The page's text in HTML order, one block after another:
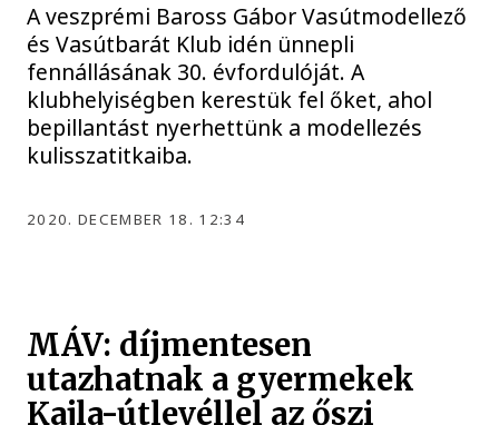
A veszprémi Baross Gábor Vasútmodellező
és Vasútbarát Klub idén ünnepli
fennállásának 30. évfordulóját. A
klubhelyiségben kerestük fel őket, ahol
bepillantást nyerhettünk a modellezés
kulisszatitkaiba.
2020. DECEMBER 18. 12:34
MÁV: díjmentesen
utazhatnak a gyermekek
Kajla-útlevéllel az őszi